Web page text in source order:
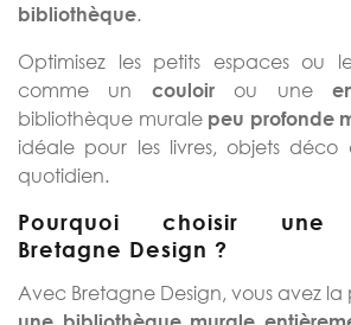
bibliothèque.
Optimisez les petits espaces ou
comme un couloirou une
bibliothèque murale peu profonde
idéale pour les livres, objets déco
quotidien.
Pourquoi choisir une
Bretagne Design ?
Avec Bretagne Design, vous avez la
une bibliothèque murale